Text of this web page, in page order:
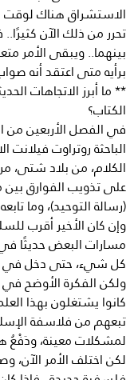
الاستشراق هناك لوقت
تحرر من ذلك الآن
بينهما.. ويبقى الأمر
برأيه متى اعتقد أنه
** ما أبرز الاتجاهات
الكتاب؟
في الفصل الأربعين
الباحثة روتراوت
الكلام، من بلاد شتى،
على تذويب الفوارق
(رسالة التوحيد)، وما
وإن كان الأخير أقرب
مسارات البعض حديثًا
كل شيء، حتى دخل في
ولكن الفكرة الأوضح
كانوا يشتغلون بهذا
تبعهم من فلاسفة
لمشكلات معينة، ودَفْعُ
لكن اختلف الأمر الآن،